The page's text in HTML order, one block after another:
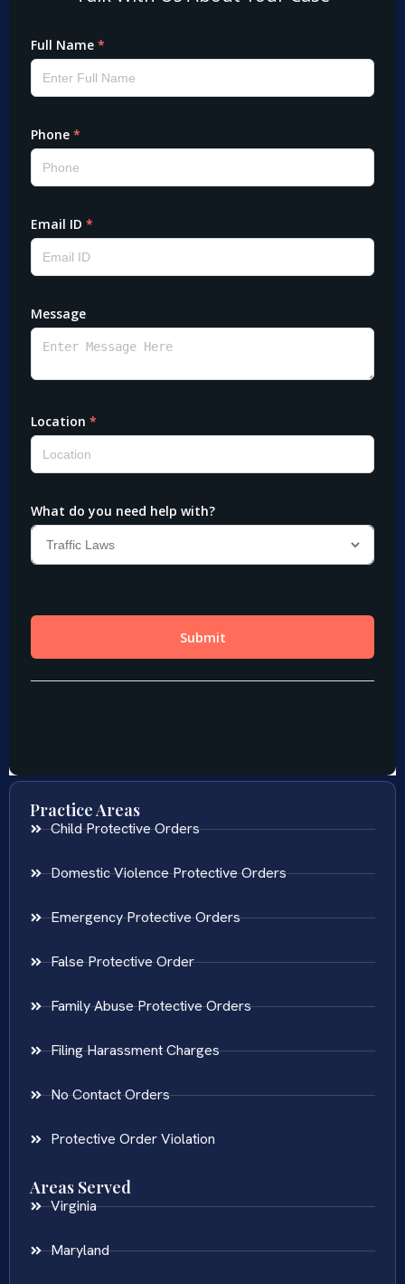
Practice Areas
Child Protective Orders
Domestic Violence Protective Orders
Emergency Protective Orders
False Protective Order
Family Abuse Protective Orders
Filing Harassment Charges
No Contact Orders
Protective Order Violation
Areas Served
Virginia
Maryland